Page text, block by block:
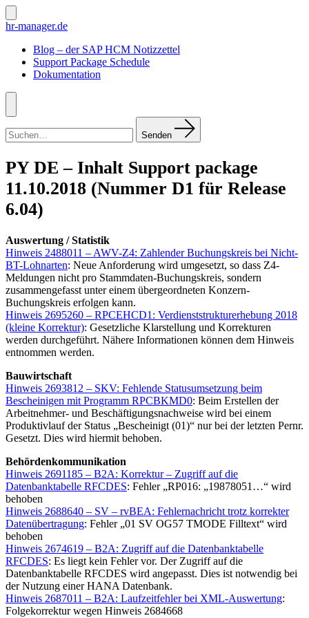
Zum
Inhalt
Suche
ein-/ausblenden
hr-manager.de
Blog – der SAP HCM Notizzettel
Support Package Schedule
Dokumentation
Menü
nach:
Senden
PY DE – Inhalt Support package
11.10.2018 (Nummer D1 für Release
6.04)
Auswertung / Statistik
Hinweis 2488011 – AWV-Z4: Zahlender Buchungskreis bei Nicht-
BT-Lohnarten: Neue Anforderung wird umgesetzt, so dass Z4-
Meldungen nicht pro Stammdaten-Buchungskreis, sondern
zusammengefasst unter einem übergeordneten Konzern-
Buchungskreis erfolgen kann.
Hinweis 2695260 – RPCEHCD1: Verdienststrukturerhebung 2018
(kleine Korrektur): Gesetzliche Klarstellung und Korrekturen
werden durchgeführt. Nähere Informationen können dem Hinweis
entnommen werden.
Bauwirtschaft
Hinweis 2693812 – SKV: Fehlende Statusumsetzung beim
Bescheinigen mit Programm RPCBKMD0: Beim Erstellen der
Arbeitnehmer- und Beschäftigungsnachweise wird bei einem
Produktivlauf der Status „Bescheinigt (01)“ nur bei der letzten Pernr.
Gesetzt. Dies wird hiermit behoben.
Behördenkommunikation
Hinweis 2691185 – B2A: Korrektur – Zugriff auf die
Datenbanktabelle RFCDES: Fehler „RP016: „19878051…“ wird
behoben
Hinweis 2688640 – SV – rvBEA: Fehlernachricht trotz korrekter
Datenübertragung: Fehler „01 SV OG57 TMODE Filltext“ wird
behoben
Hinweis 2674619 – B2A: Zugriff auf die Datenbanktabelle
RFCDES: Es liegt kein Fehler vor. Der Zugriff auf die
Datenbanktabelle RFCDES wird angepasst. Dies ist notwendig bei
der Nutzung einer HANA Datenbank.
Hinweis 2687011 – B2A: Laufzeitfehler bei XML-Auswertung:
Folgekorrektur wegen Hinweis 2684668